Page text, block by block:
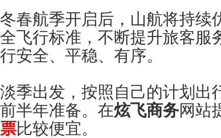
冬春航季开启后，山航将持续
全飞行标准，不断提升旅客服
行安全、平稳、有序。
淡季出发，按照自己的计划出
前半年准备。在炫飞商务网站
票比较便宜。